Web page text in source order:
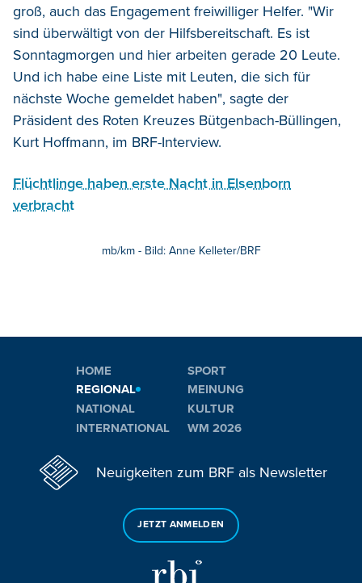
groß, auch das Engagement freiwilliger Helfer. "Wir
sind überwältigt von der Hilfsbereitschaft. Es ist
Sonntagmorgen und hier arbeiten gerade 20 Leute.
Und ich habe eine Liste mit Leuten, die sich für
nächste Woche gemeldet haben", sagte der
Präsident des Roten Kreuzes Bütgenbach-Büllingen,
Kurt Hoffmann, im BRF-Interview.
Flüchtlinge haben erste Nacht in Elsenborn
verbracht
mb/km - Bild: Anne Kelleter/BRF
HOME
REGIONAL
NATIONAL
INTERNATIONAL
SPORT
MEINUNG
KULTUR
WM 2026
Neuigkeiten zum BRF als Newsletter
JETZT ANMELDEN